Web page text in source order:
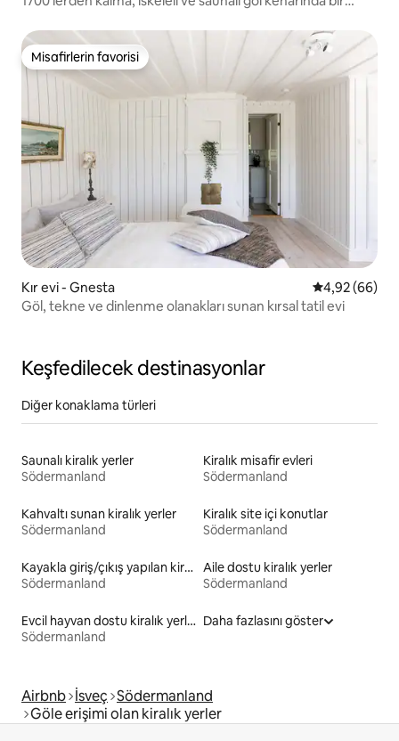
Misafirlerin favorisi
Misafirlerin favorisi
Kır evi - Gnesta 5 üzerinden
4,92 (66)
Göl, tekne ve dinlenme olanakları sunan kırsal tatil evi
Keşfedilecek destinasyonlar
Diğer konaklama türleri
Saunalı kiralık yerler
Södermanland
Kiralık misafir evleri
Södermanland
Kahvaltı sunan kiralık yerler
Södermanland
Kiralık site içi konutlar
Södermanland
Kayakla giriş/çıkış yapılan kiralık yerler
Södermanland
Aile dostu kiralık yerler
Södermanland
Evcil hayvan dostu kiralık yerler
Södermanland
Daha fazlasını göster
Airbnb İsveç Södermanland
Göle erişimi olan kiralık yerler